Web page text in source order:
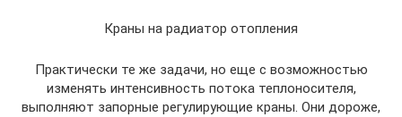
Краны на радиатор отопления
Практически те же задачи, но еще с возможностью
изменять интенсивность потока теплоносителя,
выполняют запорные регулирующие краны. Они дороже,